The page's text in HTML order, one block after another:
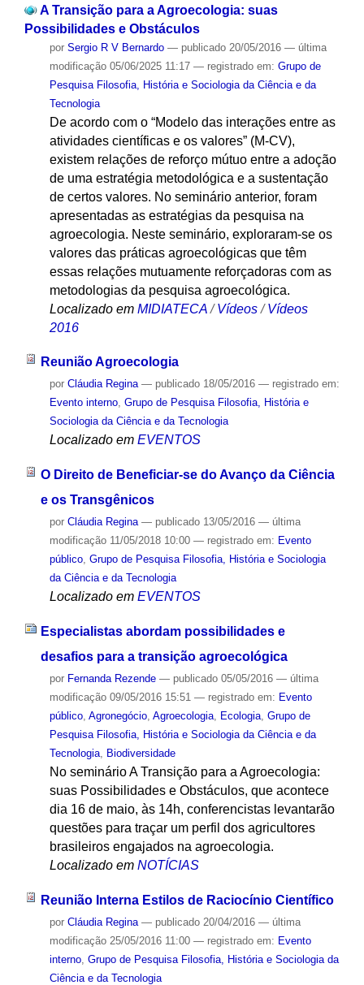
A Transição para a Agroecologia: suas
Possibilidades e Obstáculos
por Sergio R V Bernardo — publicado20/05/2016 — última
modificação05/06/2025 11:17 — registrado em: Grupo de
Pesquisa Filosofia, História e Sociologia da Ciência e da
Tecnologia
De acordo com o “Modelo das interações entre as
atividades científicas e os valores” (M-CV),
existem relações de reforço mútuo entre a adoção
de uma estratégia metodológica e a sustentação
de certos valores. No seminário anterior, foram
apresentadas as estratégias da pesquisa na
agroecologia. Neste seminário, exploraram-se os
valores das práticas agroecológicas que têm
essas relações mutuamente reforçadoras com as
metodologias da pesquisa agroecológica.
Localizado em MIDIATECA /Vídeos /Vídeos
2016
Reunião Agroecologia
por Cláudia Regina — publicado18/05/2016 — registrado em:
Evento interno, Grupo de Pesquisa Filosofia, História e
Sociologia da Ciência e da Tecnologia
Localizado em EVENTOS
O Direito de Beneficiar-se do Avanço da Ciência
e os Transgênicos
por Cláudia Regina — publicado13/05/2016 — última
modificação11/05/2018 10:00 — registrado em: Evento
público, Grupo de Pesquisa Filosofia, História e Sociologia
da Ciência e da Tecnologia
Localizado em EVENTOS
Especialistas abordam possibilidades e
desafios para a transição agroecológica
por Fernanda Rezende — publicado05/05/2016 — última
modificação09/05/2016 15:51 — registrado em: Evento
público, Agronegócio, Agroecologia, Ecologia, Grupo de
Pesquisa Filosofia, História e Sociologia da Ciência e da
Tecnologia, Biodiversidade
No seminário A Transição para a Agroecologia:
suas Possibilidades e Obstáculos, que acontece
dia 16 de maio, às 14h, conferencistas levantarão
questões para traçar um perfil dos agricultores
brasileiros engajados na agroecologia.
Localizado em NOTÍCIAS
Reunião Interna Estilos de Raciocínio Científico
por Cláudia Regina — publicado20/04/2016 — última
modificação25/05/2016 11:00 — registrado em: Evento
interno, Grupo de Pesquisa Filosofia, História e Sociologia da
Ciência e da Tecnologia